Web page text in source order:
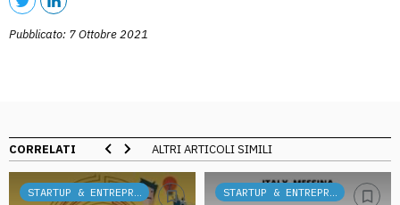
Pubblicato: 7 Ottobre 2021
CORRELATI ALTRI ARTICOLI SIMILI
STARTUP & ENTREPRENEURSHIP STARTUP & ENTREPRENEURSHIP